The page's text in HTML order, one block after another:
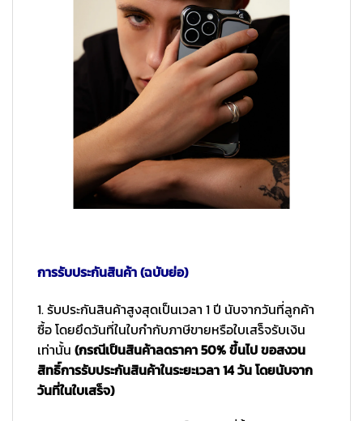
การรับประกันสินค้า (ฉบับย่อ)
1. รับประกันสินค้าสูงสุดเป็นเวลา 1 ปี นับจากวันที่ลูกค้า
ซื้อ โดยยึดวันที่ในใบกำกับภาษีขายหรือใบเสร็จรับเงิน
เท่านั้น (กรณีเป็นสินค้าลดราคา 50% ขึ้นไป ขอสงวน
สิทธิ์การรับประกันสินค้าในระยะเวลา 14 วัน โดยนับจาก
วันที่ในใบเสร็จ)